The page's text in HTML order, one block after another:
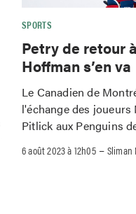
SPORTS
Petry de retour
Hoffman s’en va
Le Canadien de
l'échange des
Pitlick aux Penguins
6 août 2023 à 12h05–Sliman